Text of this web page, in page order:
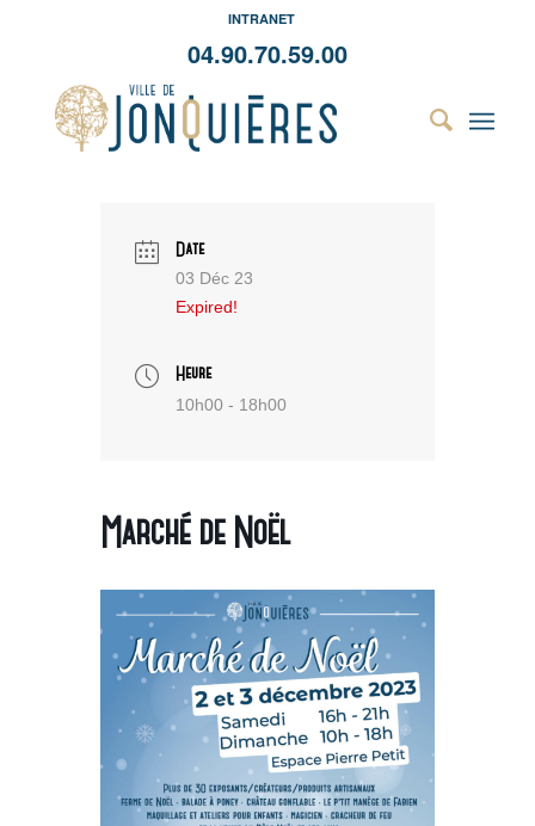
INTRANET
04.90.70.59.00
Date
03 Déc 23
Expired!
Heure
10h00 - 18h00
Marché de Noël